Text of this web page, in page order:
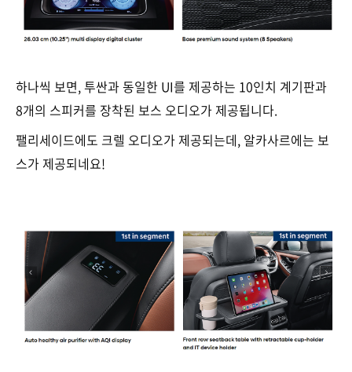
하나씩 보면, 투싼과 동일한 UI를 제공하는 10인치 계기판과
8개의 스피커를 장착된 보스 오디오가 제공됩니다.
팰리세이드에도 크렐 오디오가 제공되는데, 알카사르에는 보
스가 제공되네요!